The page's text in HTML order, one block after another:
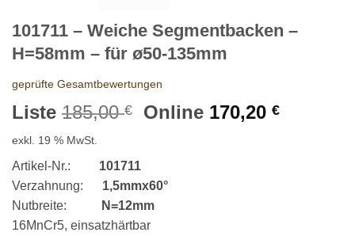
101711 – Weiche Segmentbacken –
H=58mm – für ø50-135mm
geprüfte Gesamtbewertungen
Liste 185,00€
Ursprünglicher
Online 170,20€
exkl. 19 % MwSt.
Artikel-Nr.: 101711
Verzahnung: 1,5mmx60°
Nutbreite:
N=12mm
16MnCr5, einsatzhärtbar